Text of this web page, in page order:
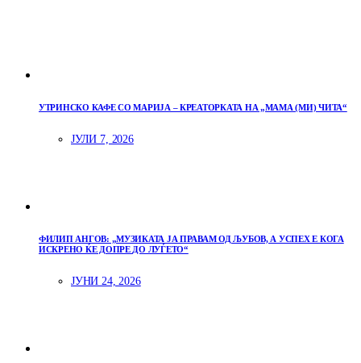
УТРИНСКО КАФЕ СО МАРИЈА – КРЕАТОРКАТА НА „МАМА (МИ) ЧИТА“
ЈУЛИ 7, 2026
ФИЛИП АНГОВ: „МУЗИКАТА ЈА ПРАВАМ ОД ЉУБОВ, А УСПЕХ Е КОГА
ИСКРЕНО ЌЕ ДОПРЕ ДО ЛУЃЕТО“
ЈУНИ 24, 2026